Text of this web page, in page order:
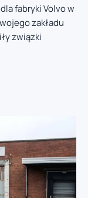
fabryki Volvo w
zakładu
związki